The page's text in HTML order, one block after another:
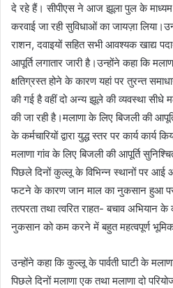
दे रहे हैं। सीपीएस ने आज झूला पुल के
करवाई जा रही सुविधाओं का जायज़ा
राशन, दवाइयों सहित सभी आवश्यक खाद्य
आपूर्ति लगातार जारी है।उन्होंने कहा कि
क्षतिग्रस्त होने के कारण यहां पर तुरन्त
की गई है वहीं दो अन्य झूले की व्यवस्था सीधे
की जा रही है।मलाणा के लिए बिजली की
के कर्मचारियों द्वारा युद्ध स्तर पर कार्य कार्य
मलाणा गांव के लिए बिजली की आपूर्ति
पिछले दिनों कुल्लू के विभिन्न स्थानों पर आई
फटने के कारण जान माल का नुकसान हुआ
तत्परता तथा त्वरित राहत- बचाव अभियान
नुकसान को कम करने में बहुत महत्वपूर्ण
उन्होंने कहा कि कुल्लू के पार्वती घाटी के
पिछले दिनों मलाणा एक तथा मलाणा दो